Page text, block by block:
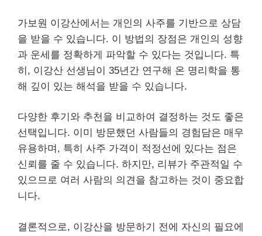
가보원 이강산에서는 개인의 사주를 기반으로 상담
을 받을 수 있습니다. 이 방법의 장점은 개인의 성향
과 운세를 정확하게 파악할 수 있다는 것입니다. 특
히, 이강산 선생님이 35년간 연구해 온 명리학을 통
해 깊이 있는 해석을 받을 수 있습니다.
다양한 후기와 추천을 비교하여 결정하는 것도 좋은
선택입니다. 이미 방문했던 사람들의 경험담은 매우
유용하며, 특히 사주 가격이 적정선에 있다는 점은
신뢰를 줄 수 있습니다. 하지만, 리뷰가 주관적일 수
있으므로 여러 사람의 의견을 참고하는 것이 중요합
니다.
결론적으로, 이강산을 방문하기 전에 자신의 필요에